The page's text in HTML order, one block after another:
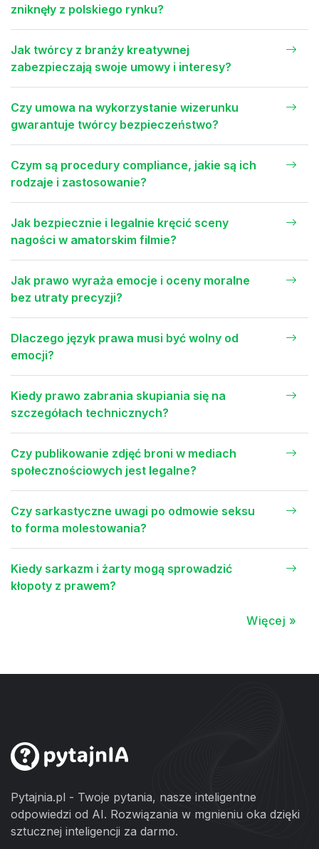
zniknęły z polskiego rynku?
Jak twórcy z branży kreatywnej
zabezpieczają swoje umowy i interesy?
Czy umowa na wykorzystanie wizerunku
gwarantuje twórcy bezpieczeństwo?
Czym są procedury compliance, jakie są ich
rodzaje i zastosowanie?
Jak bezpiecznie i legalnie kręcić sceny
nagości w amatorskim filmie?
Jak prawo wyraża emocje i oceny moralne
bez utraty precyzji?
Dlaczego język prawa musi być wolny od
emocji?
Kiedy prawo zabrania skupiania się na
szczegółach technicznych?
Czy publikowanie zdjęć broni w mediach
społecznościowych jest legalne?
Czy sarkastyczne uwagi po odmowie seksu
to forma molestowania?
Kiedy sarkazm i żarty mogą sprowadzić
kłopoty z prawem?
Więcej »
Pytajnia.pl - Twoje pytania, nasze inteligentne
odpowiedzi od AI. Rozwiązania w mgnieniu oka dzięki
sztucznej inteligencji za darmo.